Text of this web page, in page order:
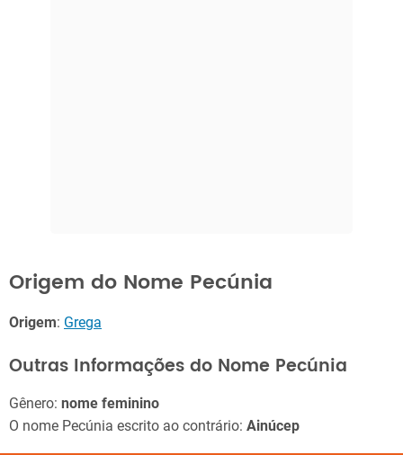
Origem do Nome Pecúnia
Origem: Grega
Outras Informações do Nome Pecúnia
Gênero: nome feminino
O nome Pecúnia escrito ao contrário: Ainúcep